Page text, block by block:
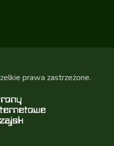
prawa zastrzeżone.